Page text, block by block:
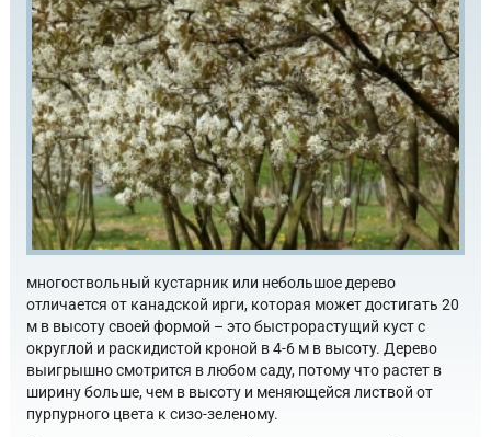
многоствольный кустарник или небольшое дерево
отличается от канадской ирги, которая может достигать 20
м в высоту своей формой – это быстрорастущий куст с
округлой и раскидистой кроной в 4-6 м в высоту. Дерево
выигрышно смотрится в любом саду, потому что растет в
ширину больше, чем в высоту и меняющейся листвой от
пурпурного цвета к сизо-зеленому.